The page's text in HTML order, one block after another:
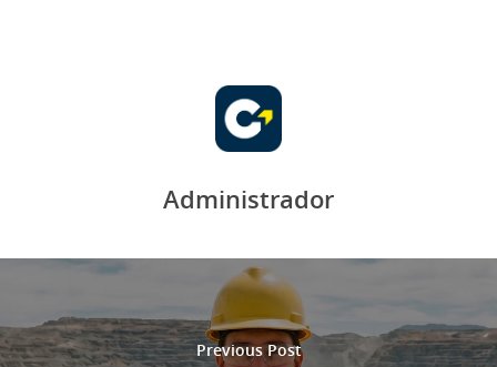
Administrador
Previous Post